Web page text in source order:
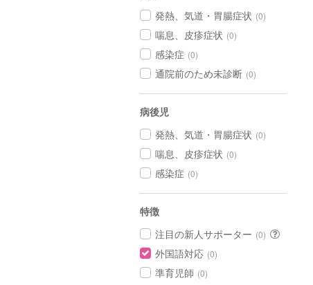
発熱、気道・胃腸症状 (0)
喘息、皮疹症状 (0)
感染症 (0)
通院前のため未診断 (0)
病後児
発熱、気道・胃腸症状 (0)
喘息、皮疹症状 (0)
感染症 (0)
特徴
注目の新人サポーター (0)
外国語対応 (0)
準育児師 (0)